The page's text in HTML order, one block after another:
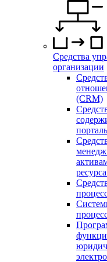
Средства
организации
(CRM)